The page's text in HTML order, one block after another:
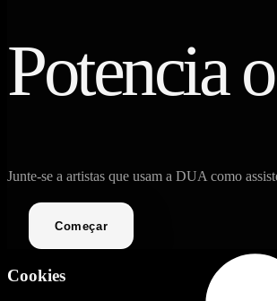
Potencia
Junte-se a artistas que usam a DUA como
Começar
Cookies